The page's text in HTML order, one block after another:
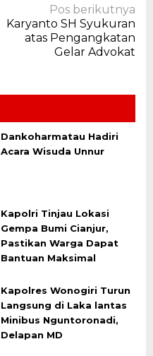
Pos berikutnya
Karyanto SH Syukuran
atas Pengangkatan
Gelar Advokat
Dankoharmatau Hadiri
Acara Wisuda Unnur
Kapolri Tinjau Lokasi
Gempa Bumi Cianjur,
Pastikan Warga Dapat
Bantuan Maksimal
Kapolres Wonogiri Turun
Langsung di Laka lantas
Minibus Nguntoronadi,
Delapan MD